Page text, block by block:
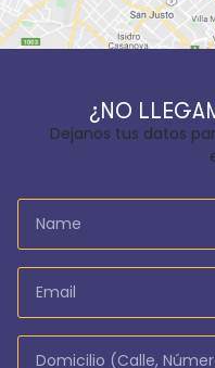
¿NO
Dejanos tus datos